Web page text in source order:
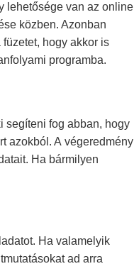
lehetősége van az online
közben. Azonban
hogy akkor is
programba.
segíteni fog abban, hogy
azokból. A végeredmény
Ha bármilyen
Ha valamelyik
ad arra